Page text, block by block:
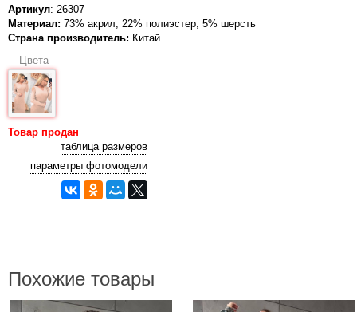
Артикул: 26307
Материал: 73% акрил, 22% полиэстер, 5% шерсть
Страна производитель: Китай
Цвета
Товар продан
таблица размеров
параметры фотомодели
Похожие товары